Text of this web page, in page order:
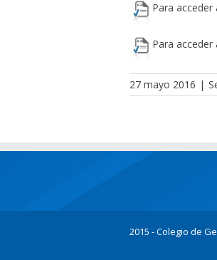
Para acceder
Para acceder
27 mayo 2016 |
2015 - Colegio de